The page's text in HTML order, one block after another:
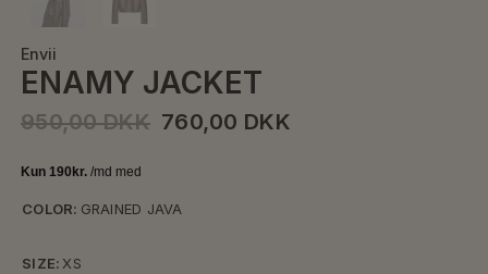
Envii
ENAMY JACKET
950,00 DKK 760,00 DKK
COLOR: GRAINED JAVA
SIZE: XS